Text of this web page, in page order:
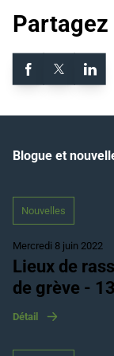
Blogue et
Nouvelles
Mercredi 8 juin 2022
Lieux de
de grève -
Détail